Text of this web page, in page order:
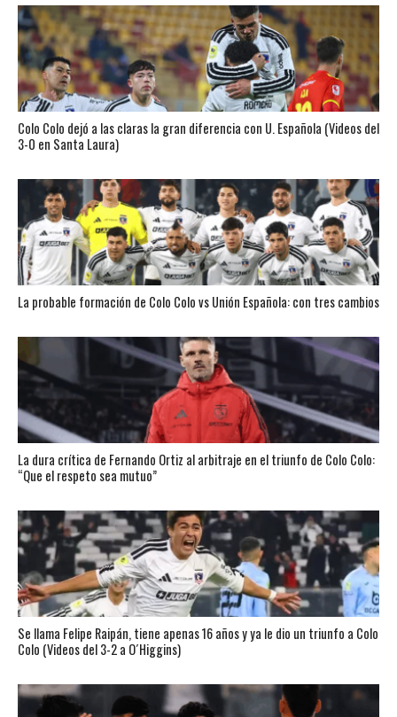
Colo Colo dejó a las claras la gran diferencia con U. Española (Videos del
3-0 en Santa Laura)
La probable formación de Colo Colo vs Unión Española: con tres cambios
La dura crítica de Fernando Ortiz al arbitraje en el triunfo de Colo Colo:
“Que el respeto sea mutuo”
Se llama Felipe Raipán, tiene apenas 16 años y ya le dio un triunfo a Colo
Colo (Videos del 3-2 a O´Higgins)